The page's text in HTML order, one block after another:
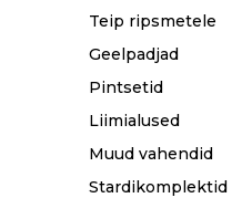
Teip ripsmetele
Geelpadjad
Pintsetid
Liimialused
Muud vahendid
Stardikomplektid